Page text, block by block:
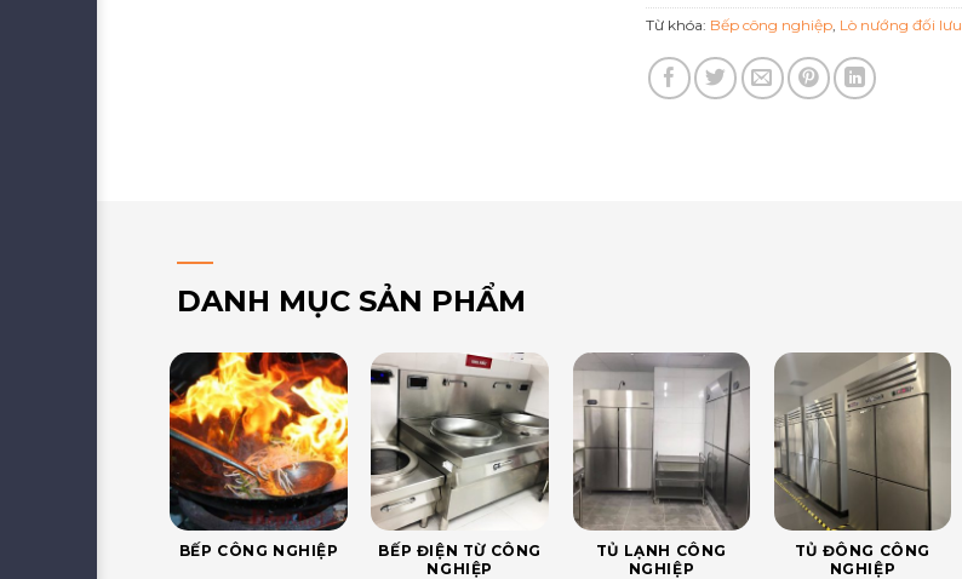
Từ khóa: Bếp công nghiệp Lò nướng đối lưu
DANH MỤC SẢN PHẨM
BẾP CÔNG NGHIỆP
BẾP ĐIỆN TỪ CÔNG
NGHIỆP
TỦ LẠNH CÔNG
NGHIỆP
TỦ ĐÔNG CÔNG
NGHIỆP